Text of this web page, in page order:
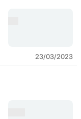
23/03/2023